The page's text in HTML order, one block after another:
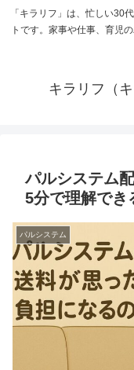
「キラリフ」は、忙しい30
トです。家事や仕事、育児
キラリフ（
パルシステム
5分で理解でき
パルシステム